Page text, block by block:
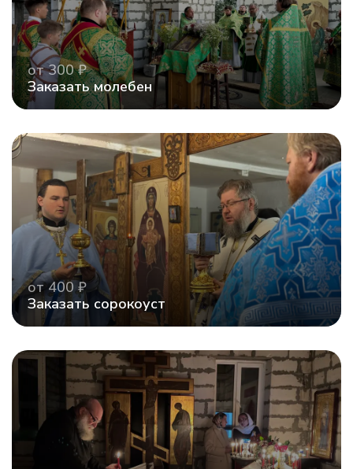
Заказать молебен
от 300 ₽
Заказать сорокоуст
от 400 ₽